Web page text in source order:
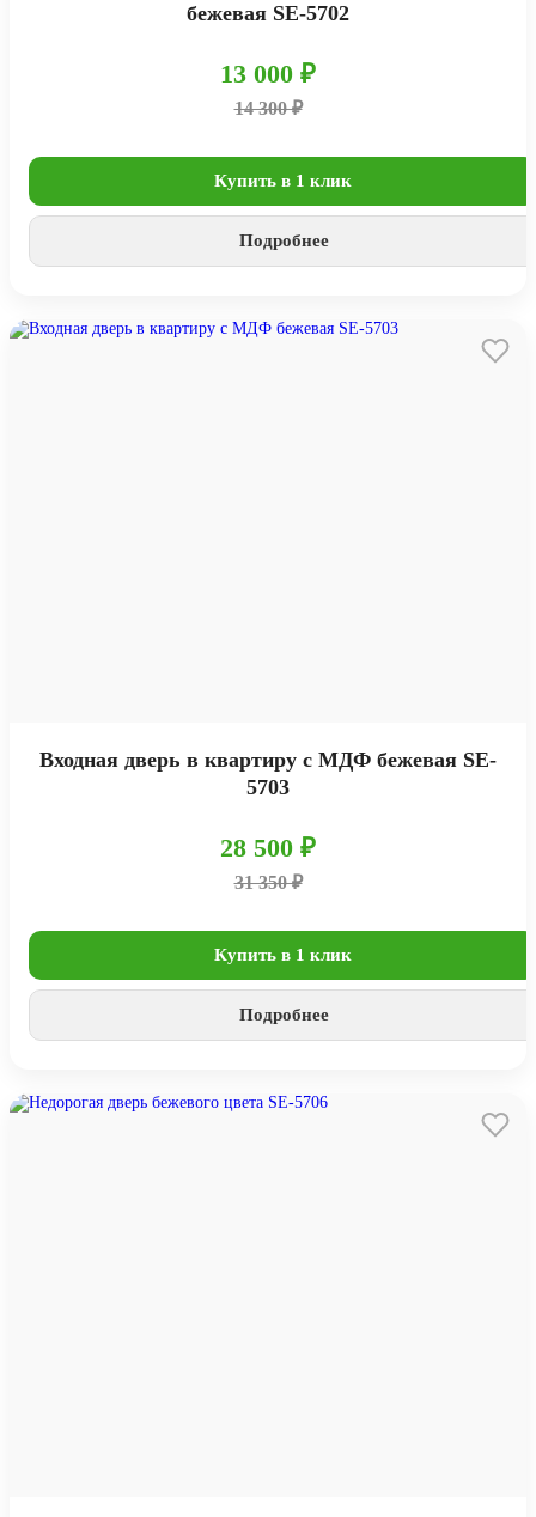
бежевая SE-5702
13 000 ₽
14 300 ₽
Купить в 1 клик
Подробнее
Входная дверь в квартиру с МДФ бежевая SE-
5703
28 500 ₽
31 350 ₽
Купить в 1 клик
Подробнее